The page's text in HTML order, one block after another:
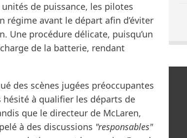
de puissance, les pilotes
avant le départ afin d’éviter
Une procédure délicate, puisqu’un
de la batterie, rendant
des scènes jugées préoccupantes
hésité à qualifier les départs de
que le directeur de McLaren,
à des discussions "responsables"